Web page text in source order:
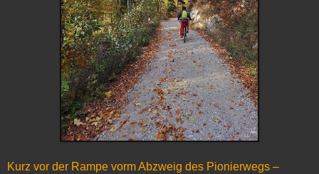
Kurz vor der Rampe vorm Abzweig des Pionierwegs –